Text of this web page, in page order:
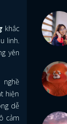
khắc
linh.
yên
nghề
hiện
dễ
cảm